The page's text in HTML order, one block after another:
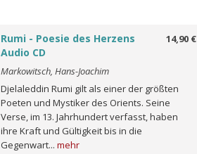
14,90 €
Rumi - Poesie des Herzens
Audio CD
Markowitsch, Hans-Joachim
Djelaleddin Rumi gilt als einer der größten
Poeten und Mystiker des Orients. Seine
Verse, im 13. Jahrhundert verfasst, haben
ihre Kraft und Gültigkeit bis in die
Gegenwart... mehr